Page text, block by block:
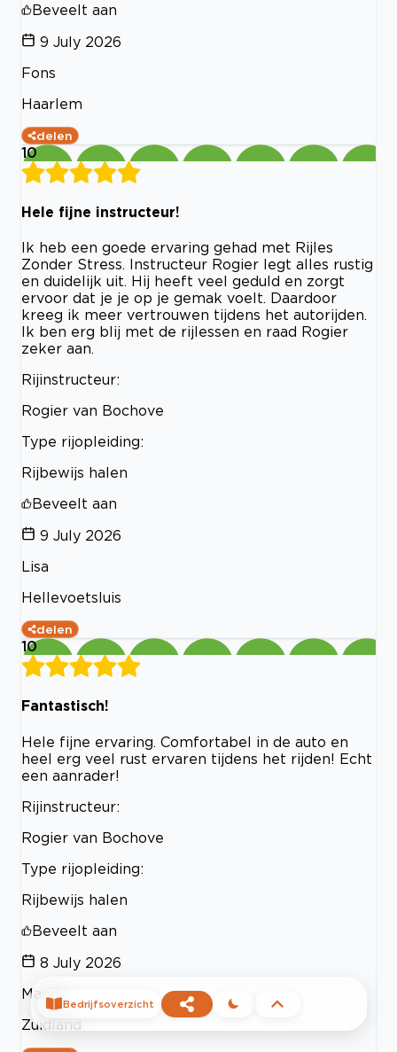
Beveelt aan
9 July 2026
Fons
Haarlem
delen
10
Hele fijne instructeur!
Ik heb een goede ervaring gehad met Rijles
Zonder Stress. Instructeur Rogier legt alles rustig
en duidelijk uit. Hij heeft veel geduld en zorgt
ervoor dat je je op je gemak voelt. Daardoor
kreeg ik meer vertrouwen tijdens het autorijden.
Ik ben erg blij met de rijlessen en raad Rogier
zeker aan.
Rijinstructeur:
Rogier van Bochove
Type rijopleiding:
Rijbewijs halen
Beveelt aan
9 July 2026
Lisa
Hellevoetsluis
delen
10
Fantastisch!
Hele fijne ervaring. Comfortabel in de auto en
heel erg veel rust ervaren tijdens het rijden! Echt
een aanrader!
Rijinstructeur:
Rogier van Bochove
Type rijopleiding:
Rijbewijs halen
Beveelt aan
8 July 2026
Mandy
Zuidland
Bedrijfsoverzicht